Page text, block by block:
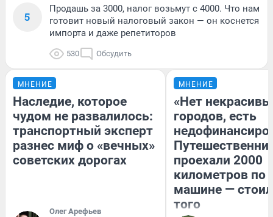
5
Продашь за 3000, налог возьмут с 4000. Что нам
готовит новый налоговый закон — он коснется
импорта и даже репетиторов
530 Обсудить
МНЕНИЕ
Наследие, которое
чудом не развалилось:
транспортный эксперт
разнес миф о «вечных»
советских дорогах
Олег Арефьев
МНЕНИЕ
«Нет
городов, есть
проехали 2000
километров по
машине —
того